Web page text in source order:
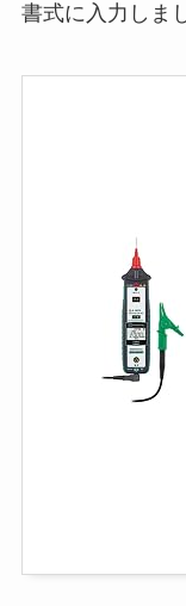
書式に入力しま